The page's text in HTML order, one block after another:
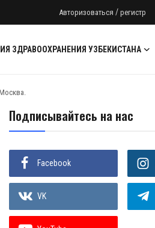
Авторизоваться / регистр
ЗДРАВООХРАНЕНИЯ УЗБЕКИСТАНА
Подписывайтесь на нас
Facebook
VK